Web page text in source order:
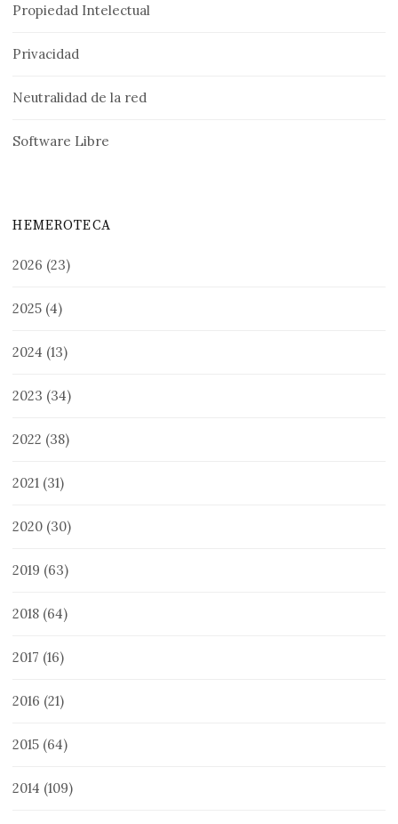
Propiedad Intelectual
Privacidad
Neutralidad de la red
Software Libre
HEMEROTECA
2026 (23)
2025 (4)
2024 (13)
2023 (34)
2022 (38)
2021 (31)
2020 (30)
2019 (63)
2018 (64)
2017 (16)
2016 (21)
2015 (64)
2014 (109)